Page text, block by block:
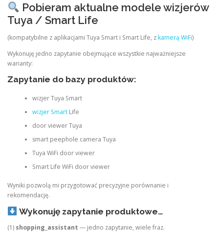
Pobieram aktualne modele wizjerów
Tuya / Smart Life
(kompatybilne z aplikacjami Tuya Smart i Smart Life, zkamerą WiFi)
Wykonuję jedno zapytanie obejmujące wszystkie najważniejsze
warianty:
Zapytanie do bazy produktów:
wizjer Tuya Smart
wizjer SmartLife
door viewer Tuya
smart peephole camera Tuya
Tuya WiFi door viewer
Smart Life WiFi door viewer
Wyniki pozwolą mi przygotować precyzyjne porównanie i
rekomendację.
Wykonuję zapytanie produktowe…
(1) shopping_assistant — jedno zapytanie, wiele fraz.